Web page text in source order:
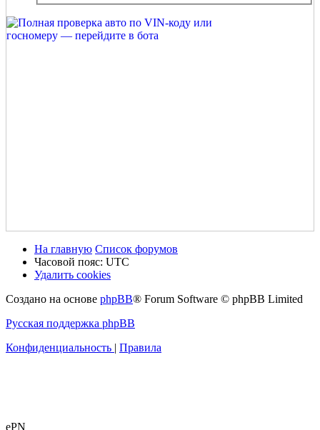
На главную Список форумов
Часовой пояс: UTC
Удалить cookies
Создано на основе phpBB® Forum Software © phpBB Limited
Русская поддержка phpBB
Конфиденциальность | Правила
ePN